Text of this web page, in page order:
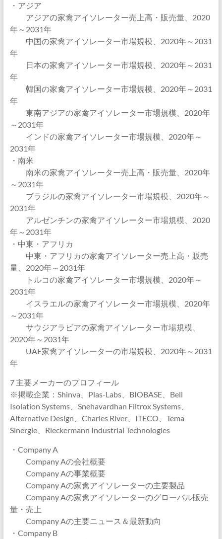
・アジア
アジアの家禽アイソレーター売上高・販売量、2020
年～2031年
中国の家禽アイソレーター市場規模、2020年～2031
年
日本の家禽アイソレーター市場規模、2020年～2031
年
韓国の家禽アイソレーター市場規模、2020年～2031
年
東南アジアの家禽アイソレーター市場規模、2020年
～2031年
インドの家禽アイソレーター市場規模、2020年～
2031年
・南米
南米の家禽アイソレーター売上高・販売量、2020年
～2031年
ブラジルの家禽アイソレーター市場規模、2020年～
2031年
アルゼンチンの家禽アイソレーター市場規模、2020
年～2031年
・中東・アフリカ
中東・アフリカの家禽アイソレーター売上高・販売
量、2020年～2031年
トルコの家禽アイソレーター市場規模、2020年～
2031年
イスラエルの家禽アイソレーター市場規模、2020年
～2031年
サウジアラビアの家禽アイソレーター市場規模、
2020年～2031年
UAE家禽アイソレーターの市場規模、2020年～2031
年
7 主要メーカーのプロフィール
※掲載企業：Shinva、Plas-Labs、BIOBASE、Bell
Isolation Systems、Snehavardhan Filtrox Systems、
Alternative Design、Charles River、ITECO、Tema
Sinergie、Rieckermann Industrial Technologies
・Company A
Company Aの会社概要
Company Aの事業概要
Company Aの家禽アイソレーターの主要製品
Company Aの家禽アイソレーターのグローバル販売
量・売上
Company Aの主要ニュース＆最新動向
・Company B